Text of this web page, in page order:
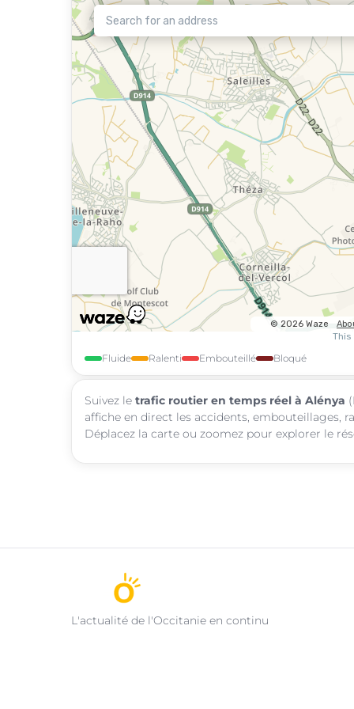
Fluide Ralenti Embouteillé Bloqué
Suivez le trafic routier en temps réel à Alénya
affiche en direct les accidents, embouteillages,
Déplacez la carte ou zoomez pour explorer le
L'actualité de l'Occitanie en continu